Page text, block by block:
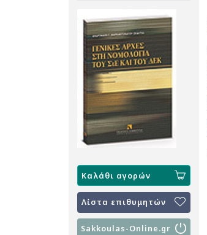
Καλάθι αγορών
Λίστα επιθυμητών
Sakkoulas-Online.gr